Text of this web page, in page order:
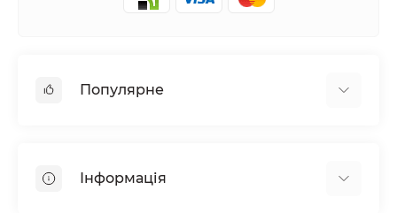
Популярне
Вентиляція
Інформація